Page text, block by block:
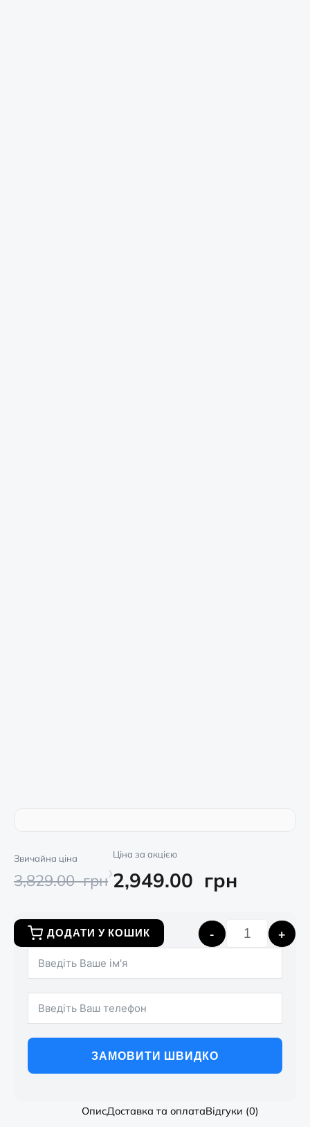
Звичайна ціна
3,829.00грн›
Ціна за акцією
2,949.00 грн
- +
ДОДАТИ У КОШИК
ЗАМОВИТИ ШВИДКО
ОписДоставка та оплатаВідгуки (0)